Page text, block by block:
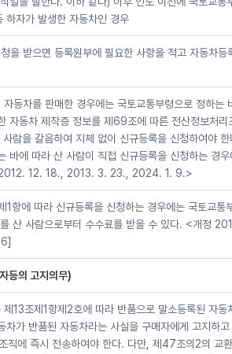
하자가 발생한 자동차인 경우
을 받으면 등록원부에 필요한 사항을 적고 자동차등
동차를 판매한 경우에는 국토교통부령으로 정하는
자동차 제작증 정보를 제69조에 따른 전산정보처리
람을 갈음하여 지체 없이 신규등록을 신청하여야
바에 따라 산 사람이 직접 신규등록을 신청하는 경우
2012. 12. 18., 2013. 3. 23., 2024. 1. 9.>
1항에 따라 신규등록을 신청하는 경우에는 국토교통
산 사람으로부터 수수료를 받을 수 있다. <개정
등의 고지의무)
13조제1항제2호에 따라 반품으로 말소등록된 자동
차가 반품된 자동차라는 사실을 구매자에게 고지하
직에 즉시 전송하여야 한다. 다만, 제47조의2의 교